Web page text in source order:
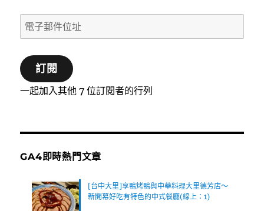
電
子
郵
件
位
訂閱
一起加入其他 7 位訂閱者的行列
GA4即時熱門文章
[台中大里]享鴨烤鴨與中華料理大里德芳店～
新開幕好吃有特色的中式餐廳(線上：1)